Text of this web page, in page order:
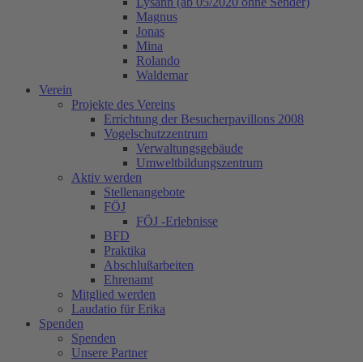
Magnus
Jonas
Mina
Rolando
Waldemar
Verein
Projekte des Vereins
Errichtung der Besucherpavillons 2008
Vogelschutzzentrum
Verwaltungsgebäude
Umweltbildungszentrum
Aktiv werden
Stellenangebote
FÖJ
FÖJ -Erlebnisse
BFD
Praktika
Abschlußarbeiten
Ehrenamt
Mitglied werden
Laudatio für Erika
Spenden
Spenden
Unsere Partner